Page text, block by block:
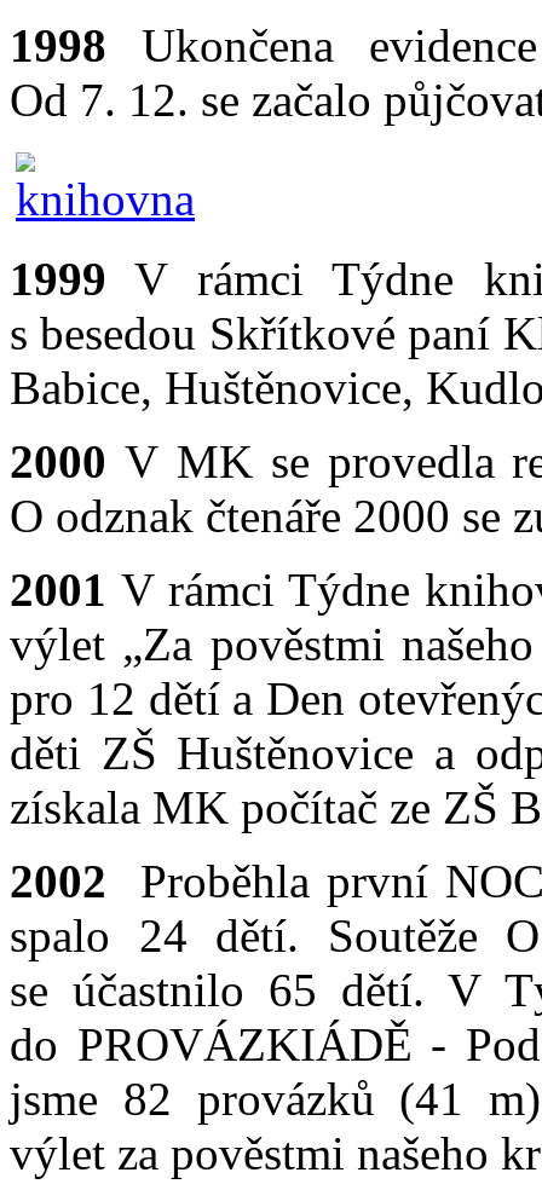
1998 Ukončena
Od 7. 12. se začalo
1999 V rámci Týdne
s besedou Skřítkové paní
Babice, Huštěnovice,
2000 V MK se provedla
O odznak čtenáře 2000 se
2001 V rámci Týdne
výlet „Za pověstmi
pro 12 dětí a Den
děti ZŠ Huštěnovice a
získala MK počítač ze ZŠ
2002 Proběhla první
spalo 24 dětí. Soutěže
se účastnilo 65 dětí. V
do PROVÁZKIÁDĚ -
jsme 82 provázků (41
výlet za pověstmi našeho